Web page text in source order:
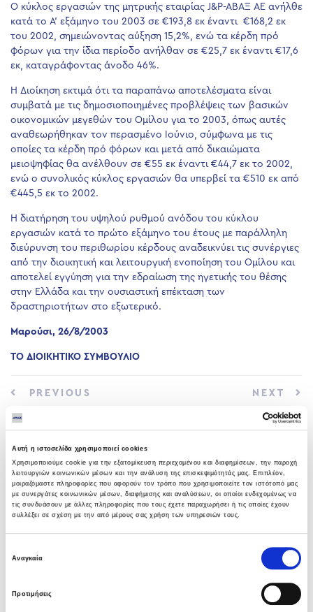
Αυτή η ιστοσελίδα χρησιμοποιεί cookies
Χρησιμοποιούμε cookie για την εξατομίκευση περιεχομένου και διαφημίσεων, την παροχή
λειτουργιών κοινωνικών μέσων και την ανάλυση της επισκεψιμότητάς μας. Επιπλέον,
μοιραζόμαστε πληροφορίες που αφορούν τον τρόπο που χρησιμοποιείτε τον ιστότοπό μας
με συνεργάτες κοινωνικών μέσων, διαφήμισης και αναλύσεων, οι οποίοι ενδεχομένως να
τις συνδυάσουν με άλλες πληροφορίες που τους έχετε παραχωρήσει ή τις οποίες έχουν
συλλέξει σε σχέση με την από μέρους σας χρήση των υπηρεσιών τους.
Αναγκαία
Προτιμήσεις
Ο κύκλος εργασιών της μητρικής εταιρίας J&P-AΒΑΞ ΑΕ ανήλθε
κατά το Α’ εξάμηνο του 2003 σε €193,8 εκ έναντι €168,2 εκ
του 2002, σημειώνοντας αύξηση 15,2%, ενώ τα κέρδη πρό
φόρων για την ίδια περίοδο ανήλθαν σε €25,7 εκ έναντι €17,6
εκ, καταγράφοντας άνοδο 46%.
Η Διοίκηση εκτιμά ότι τα παραπάνω αποτελέσματα είναι
συμβατά με τις δημοσιοποιημένες προβλέψεις των βασικών
οικονομικών μεγεθών του Ομίλου για το 2003, όπως αυτές
αναθεωρήθηκαν τον περασμένο Ιούνιο, σύμφωνα με τις
οποίες τα κέρδη πρό φόρων και μετά από δικαιώματα
μειοψηφίας θα ανέλθουν σε €55 εκ έναντι €44,7 εκ το 2002,
ενώ ο συνολικός κύκλος εργασιών θα υπερβεί τα €510 εκ από
€445,5 εκ το 2002.
Η διατήρηση του υψηλού ρυθμού ανόδου του κύκλου
εργασιών κατά το πρώτο εξάμηνο του έτους με παράλληλη
διεύρυνση του περιθωρίου κέρδους αναδεικνύει τις συνέργιες
από την διοικητική και λειτουργική ενοποίηση του Ομίλου και
αποτελεί εγγύηση για την εδραίωση της ηγετικής του θέσης
στην Ελλάδα και την ουσιαστική επέκταση των
δραστηριοτήτων στο εξωτερικό.
Μαρούσι, 26/8/2003
ΤΟ ΔΙΟΙΚΗΤΙΚΟ ΣΥΜΒΟΥΛΙΟ
PREVIOUS NEXT
LATEST NEWS
Υπογραφή σύμβασης με Λάρισα
Όμιλος AVAX: Ανάληψη έργου κατασκευής